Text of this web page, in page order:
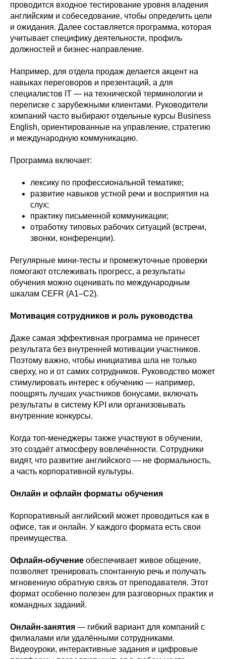
проводится входное тестирование уровня владения
английским и собеседование, чтобы определить цели
и ожидания. Далее составляется программа, которая
учитывает специфику деятельности, профиль
должностей и бизнес-направление.
Например, для отдела продаж делается акцент на
навыках переговоров и презентаций, а для
специалистов IT — на технической терминологии и
переписке с зарубежными клиентами. Руководители
компаний часто выбирают отдельные курсы Business
English, ориентированные на управление, стратегию
и международную коммуникацию.
Программа включает:
лексику по профессиональной тематике;
развитие навыков устной речи и восприятия на
слух;
практику письменной коммуникации;
отработку типовых рабочих ситуаций (встречи,
звонки, конференции).
Регулярные мини-тесты и промежуточные проверки
помогают отслеживать прогресс, а результаты
обучения можно оценивать по международным
шкалам CEFR (A1–C2).
Мотивация сотрудников и роль руководства
Даже самая эффективная программа не принесет
результата без внутренней мотивации участников.
Поэтому важно, чтобы инициатива шла не только
сверху, но и от самих сотрудников. Руководство может
стимулировать интерес к обучению — например,
поощрять лучших участников бонусами, включать
результаты в систему KPI или организовывать
внутренние конкурсы.
Когда топ-менеджеры также участвуют в обучении,
это создаёт атмосферу вовлечённости. Сотрудники
видят, что развитие английского — не формальность,
а часть корпоративной культуры.
Онлайн и офлайн форматы обучения
Корпоративный английский может проводиться как в
офисе, так и онлайн. У каждого формата есть свои
преимущества.
Офлайн-обучение обеспечивает живое общение,
позволяет тренировать спонтанную речь и получать
мгновенную обратную связь от преподавателя. Этот
формат особенно полезен для разговорных практик и
командных заданий.
Онлайн-занятия — гибкий вариант для компаний с
филиалами или удалёнными сотрудниками.
Видеоуроки, интерактивные задания и цифровые